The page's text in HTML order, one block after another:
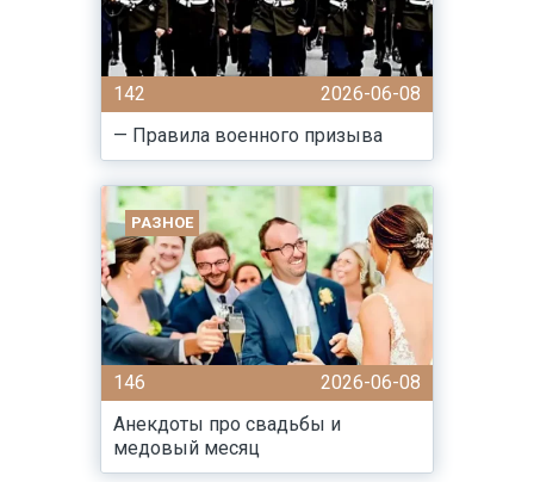
142
2026-06-08
— Правила военного призыва
РАЗНОЕ
146
2026-06-08
Анекдоты про свадьбы и
медовый месяц